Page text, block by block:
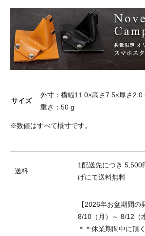
サイズ
外寸：横幅11.0×高さ7.5×厚さ2.0
重さ：50 g
※数値はすべて概寸です。
送料
1配送先につき 5,500
げにて送料無料
【2026年お盆期間の
8/10（月）～ 8/12（
＊＊休業期間中に頂